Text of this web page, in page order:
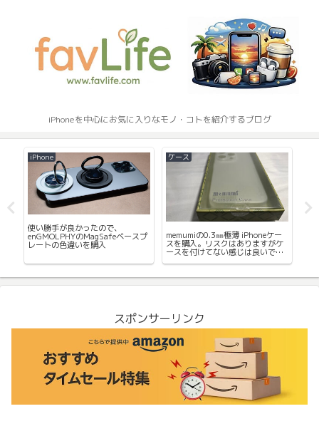
iPhoneを中心にお気に入りなモノ・コトを紹介するブログ
iPhone
使い勝手が良かったので、
enGMOLPHYのMagSafeベースプ
レートの色違いを購入
ケース
memumiの0.3㎜極薄 iPhoneケー
スを購入。リスクはありますがケ
ースを付けてない感じは良いで
スポンサーリンク